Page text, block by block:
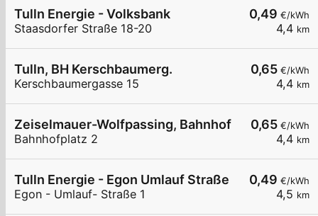
0,49 €/kWh
4,4 km
Tulln Energie - Volksbank
Staasdorfer Straße 18-20
0,65 €/kWh
4,4 km
Tulln, BH Kerschbaumerg.
Kerschbaumergasse 15
0,65 €/kWh
4,4 km
Zeiselmauer-Wolfpassing, Bahnhof
Bahnhofplatz 2
0,49 €/kWh
4,5 km
Tulln Energie - Egon Umlauf Straße
Egon - Umlauf- Straße 1